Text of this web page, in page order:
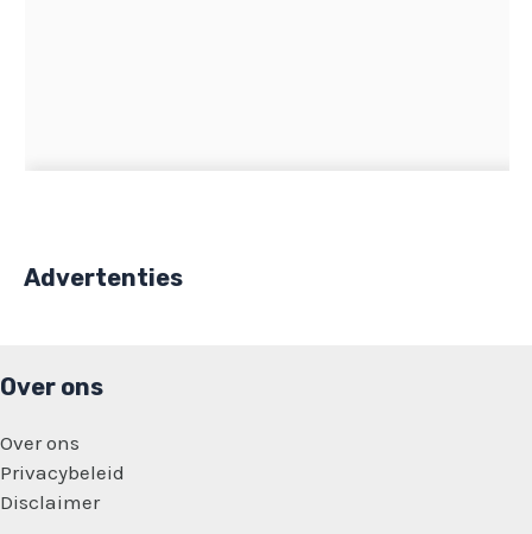
Advertenties
Over ons
Over ons
Privacybeleid
Disclaimer